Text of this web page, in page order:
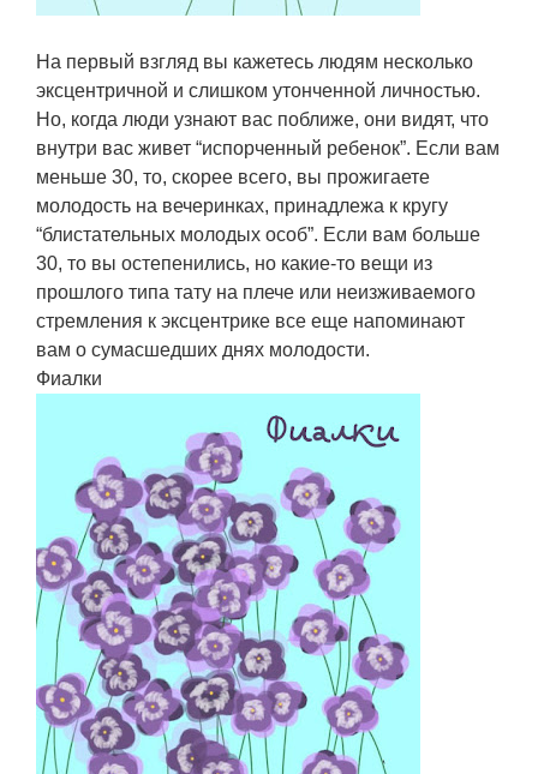
На первый взгляд вы кажетесь людям несколько
эксцентричной и слишком утонченной личностью.
Но, когда люди узнают вас поближе, они видят, что
внутри вас живет “испорченный ребенок”. Если вам
меньше 30, то, скорее всего, вы прожигаете
молодость на вечеринках, принадлежа к кругу
“блистательных молодых особ”. Если вам больше
30, то вы остепенились, но какие-то вещи из
прошлого типа тату на плече или неизживаемого
стремления к эксцентрике все еще напоминают
вам о сумасшедших днях молодости.
Фиалки